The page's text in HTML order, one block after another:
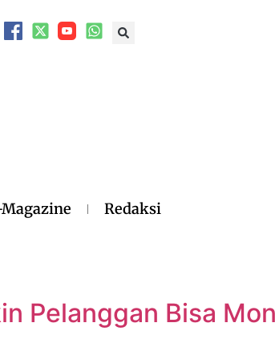
Redaksi
Pelanggan Bisa